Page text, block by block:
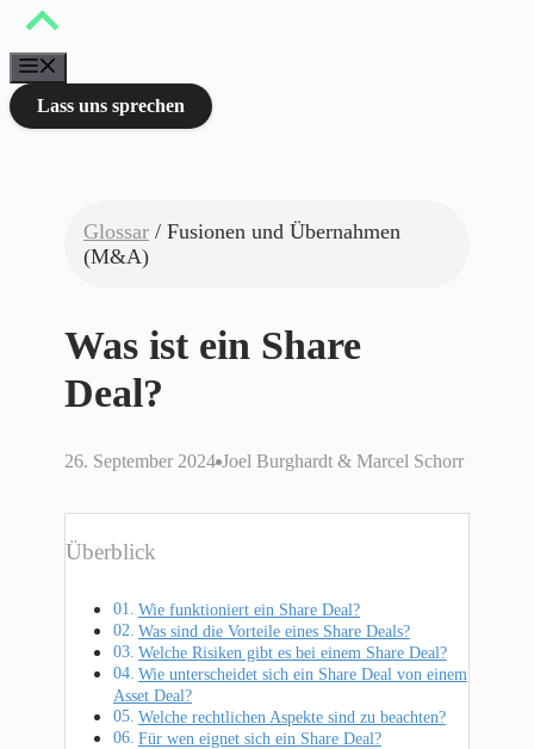
Zum
springen
Lass uns sprechen
Glossar / Fusionen und Übernahmen
(M&A)
Was ist ein Share
Deal?
26. September 2024 Joel Burghardt & Marcel Schorr
Überblick
Wie funktioniert ein Share Deal?
Was sind die Vorteile eines Share Deals?
Welche Risiken gibt es bei einem Share Deal?
Wie unterscheidet sich ein Share Deal von einem
Asset Deal?
Welche rechtlichen Aspekte sind zu beachten?
Für wen eignet sich ein Share Deal?